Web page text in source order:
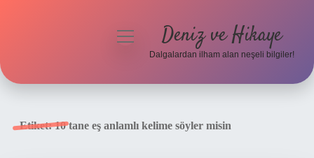
menüyü
Deniz ve Hikaye
Dalgalardan ilham alan neşeli bilgiler!
Etiket:10 tane eş anlamlı kelime söyler misin